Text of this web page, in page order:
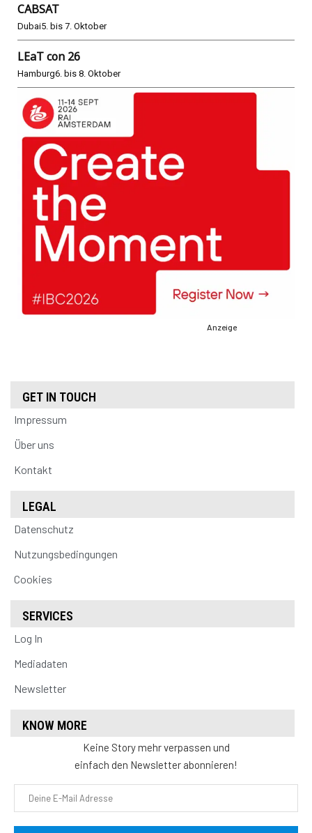
CABSAT
Dubai5. bis 7. Oktober
LEaT con 26
Hamburg6. bis 8. Oktober
Anzeige
GET IN TOUCH
Impressum
Über uns
Kontakt
LEGAL
Datenschutz
Nutzungsbedingungen
Cookies
SERVICES
Log In
Mediadaten
Newsletter
KNOW MORE
Keine Story mehr verpassen und
einfach den Newsletter abonnieren!